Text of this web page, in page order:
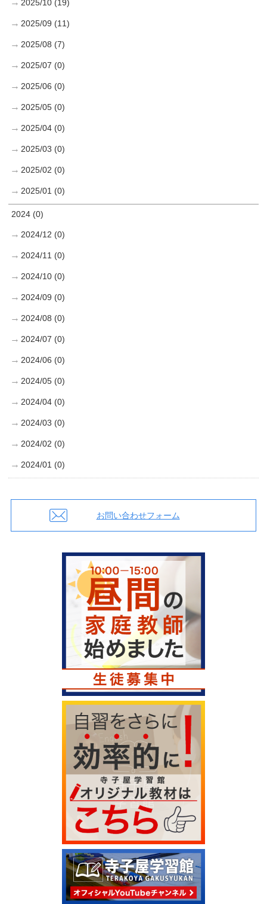
2025/10 (19)
2025/09 (11)
2025/08 (7)
2025/07 (0)
2025/06 (0)
2025/05 (0)
2025/04 (0)
2025/03 (0)
2025/02 (0)
2025/01 (0)
2024 (0)
2024/12 (0)
2024/11 (0)
2024/10 (0)
2024/09 (0)
2024/08 (0)
2024/07 (0)
2024/06 (0)
2024/05 (0)
2024/04 (0)
2024/03 (0)
2024/02 (0)
2024/01 (0)
お問い合わせフォーム